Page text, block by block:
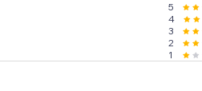
5
4
3
2
1